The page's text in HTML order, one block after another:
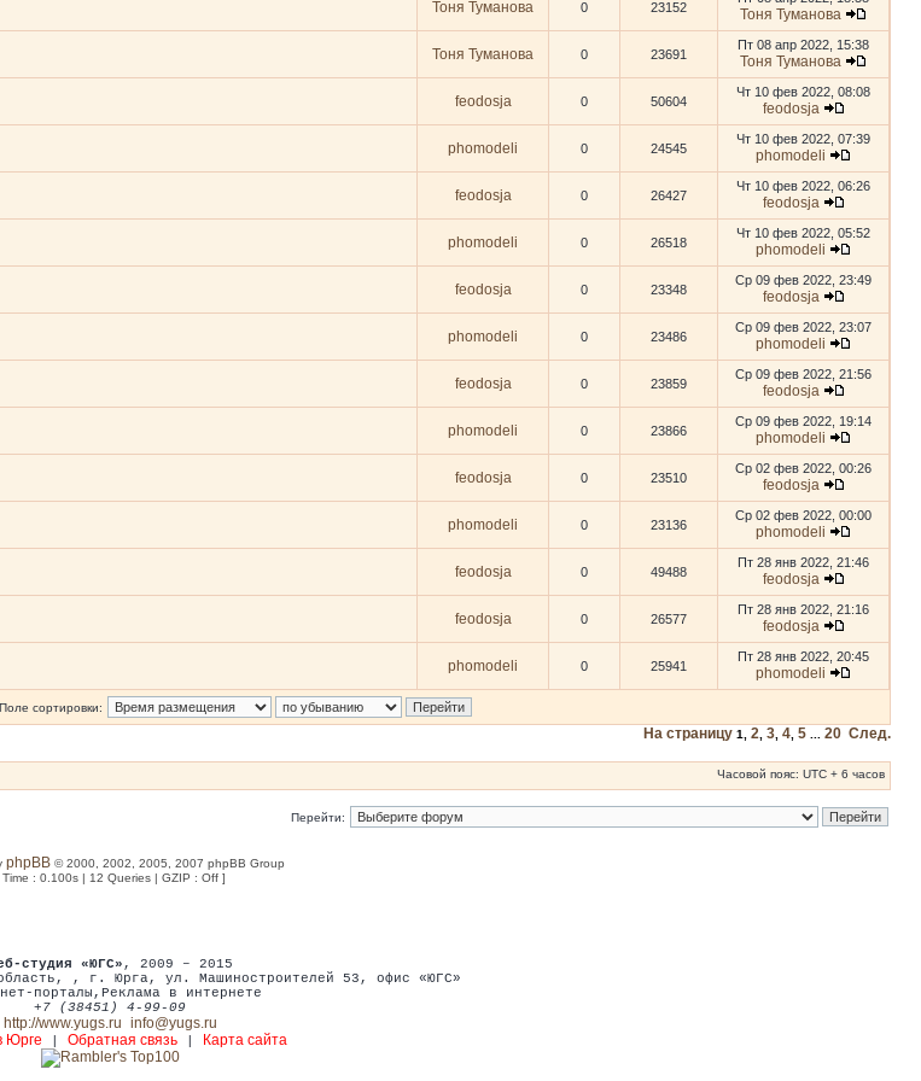
Тоня Туманова 0 23152
Тоня Туманова
Тоня Туманова 0 23691
Пт 08 апр 2022, 15:38
Тоня Туманова
feodosja 0 50604
Чт 10 фев 2022, 08:08
feodosja
phomodeli 0 24545
Чт 10 фев 2022, 07:39
phomodeli
feodosja 0 26427
Чт 10 фев 2022, 06:26
feodosja
phomodeli 0 26518
Чт 10 фев 2022, 05:52
phomodeli
feodosja 0 23348
Ср 09 фев 2022, 23:49
feodosja
phomodeli 0 23486
Ср 09 фев 2022, 23:07
phomodeli
feodosja 0 23859
Ср 09 фев 2022, 21:56
feodosja
phomodeli 0 23866
Ср 09 фев 2022, 19:14
phomodeli
feodosja 0 23510
Ср 02 фев 2022, 00:26
feodosja
phomodeli 0 23136
Ср 02 фев 2022, 00:00
phomodeli
feodosja 0 49488
Пт 28 янв 2022, 21:46
feodosja
feodosja 0 26577
Пт 28 янв 2022, 21:16
feodosja
phomodeli 0 25941
Пт 28 янв 2022, 20:45
phomodeli
Поле сортировки:
На страницу 1 2 3 4 5 20 След.
Часовой пояс: UTC + 6 часов
Перейти:
phpBB© 2000, 2002, 2005, 2007 phpBB Group
Time : 0.100s | 12 Queries | GZIP : Off ]
студия «ЮГС» , 2009 – 2015
, г. Юрга, ул. Машиностроителей 53 , офис «ЮГС»
порталы , Реклама в интернете
+7 (38451) 4-99-09
http://www.yugs.ru info@yugs.ru
Юрге
Обратная связь| Карта сайта